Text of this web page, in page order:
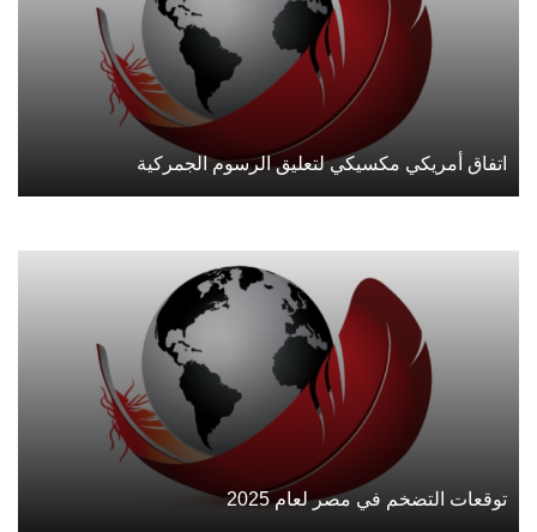
اتفاق أمريكي مكسيكي لتعليق الرسوم الجمركية
توقعات التضخم في مصر لعام 2025